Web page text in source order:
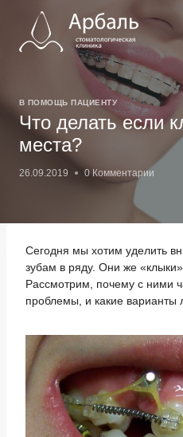
содержимому
В ПОМОЩЬ ПАЦИЕНТУ
Что делать если
места?
26.09.2019 0 Комментарии
Сегодня мы хотим уделить
зубам в ряду. Они же
Рассмотрим, почему с ними
проблемы, и какие варианты